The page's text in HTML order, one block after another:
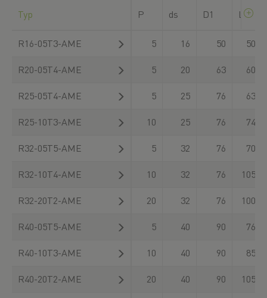
Typ P ds D1 L
R16-05T3-AME 5 16 50 50
R20-05T4-AME 5 20 63 60
R25-05T4-AME 5 25 76 63
R25-10T3-AME 10 25 76 74
R32-05T5-AME 5 32 76 70
R32-10T4-AME 10 32 76 105
R32-20T2-AME 20 32 76 100
R40-05T5-AME 5 40 90 76
R40-10T3-AME 10 40 90 85
R40-20T2-AME 20 40 90 105